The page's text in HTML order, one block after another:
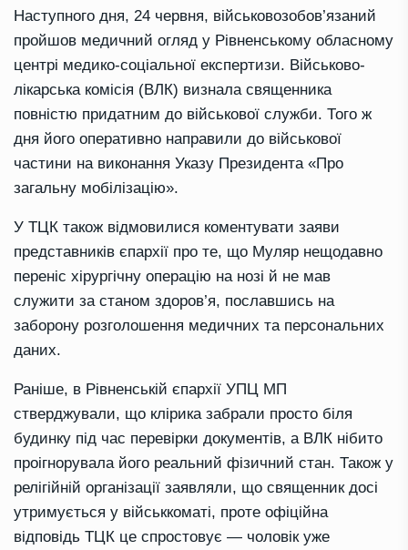
Наступного дня, 24 червня, військовозобов’язаний
пройшов медичний огляд у Рівненському обласному
центрі медико-соціальної експертизи. Військово-
лікарська комісія (ВЛК) визнала священника
повністю придатним до військової служби. Того ж
дня його оперативно направили до військової
частини на виконання Указу Президента «Про
загальну мобілізацію».
У ТЦК також відмовилися коментувати заяви
представників єпархії про те, що Муляр нещодавно
переніс хірургічну операцію на нозі й не мав
служити за станом здоров’я, пославшись на
заборону розголошення медичних та персональних
даних.
Раніше, в Рівненській єпархії УПЦ МП
стверджували, що клірика забрали просто біля
будинку під час перевірки документів, а ВЛК нібито
проігнорувала його реальний фізичний стан. Також у
релігійній організації заявляли, що священник досі
утримується у військкоматі, проте офіційна
відповідь ТЦК це спростовує — чоловік уже